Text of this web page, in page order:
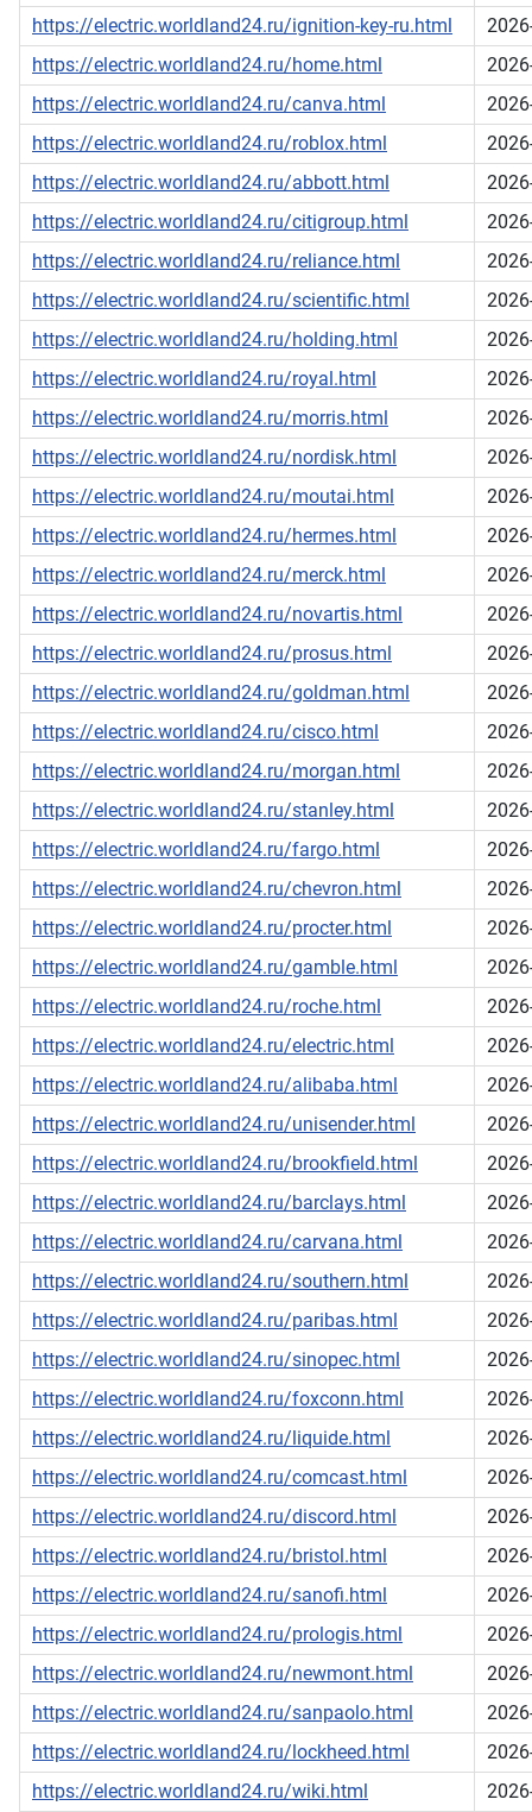
https://electric.worldland24.ru/ignition-key-ru.html
https://electric.worldland24.ru/home.html
https://electric.worldland24.ru/canva.html
https://electric.worldland24.ru/roblox.html
https://electric.worldland24.ru/abbott.html
https://electric.worldland24.ru/citigroup.html
https://electric.worldland24.ru/reliance.html
https://electric.worldland24.ru/scientific.html
https://electric.worldland24.ru/holding.html
https://electric.worldland24.ru/royal.html
https://electric.worldland24.ru/morris.html
https://electric.worldland24.ru/nordisk.html
https://electric.worldland24.ru/moutai.html
https://electric.worldland24.ru/hermes.html
https://electric.worldland24.ru/merck.html
https://electric.worldland24.ru/novartis.html
https://electric.worldland24.ru/prosus.html
https://electric.worldland24.ru/goldman.html
https://electric.worldland24.ru/cisco.html
https://electric.worldland24.ru/morgan.html
https://electric.worldland24.ru/stanley.html
https://electric.worldland24.ru/fargo.html
https://electric.worldland24.ru/chevron.html
https://electric.worldland24.ru/procter.html
https://electric.worldland24.ru/gamble.html
https://electric.worldland24.ru/roche.html
https://electric.worldland24.ru/electric.html
https://electric.worldland24.ru/alibaba.html
https://electric.worldland24.ru/unisender.html
https://electric.worldland24.ru/brookfield.html
https://electric.worldland24.ru/barclays.html
https://electric.worldland24.ru/carvana.html
https://electric.worldland24.ru/southern.html
https://electric.worldland24.ru/paribas.html
https://electric.worldland24.ru/sinopec.html
https://electric.worldland24.ru/foxconn.html
https://electric.worldland24.ru/liquide.html
https://electric.worldland24.ru/comcast.html
https://electric.worldland24.ru/discord.html
https://electric.worldland24.ru/bristol.html
https://electric.worldland24.ru/sanofi.html
https://electric.worldland24.ru/prologis.html
https://electric.worldland24.ru/newmont.html
https://electric.worldland24.ru/sanpaolo.html
https://electric.worldland24.ru/lockheed.html
https://electric.worldland24.ru/wiki.html